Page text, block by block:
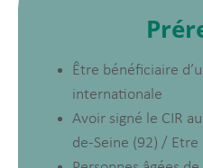
Être bénéficiaire
internationale
Avoir signé le CIR
de-Seine (92) /